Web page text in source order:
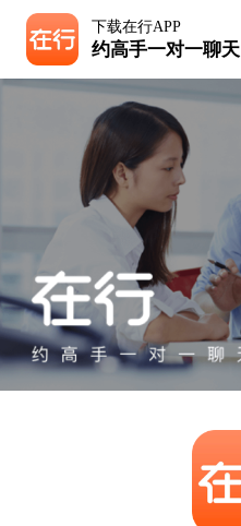
下载在行APP
约高手一对一聊天